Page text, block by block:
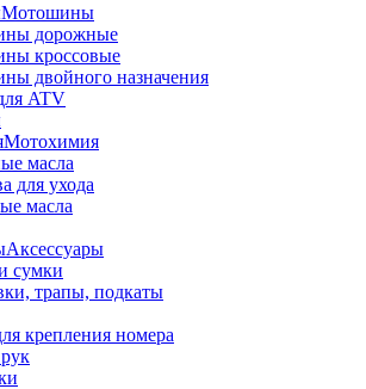
Мотошины
дорожные
кроссовые
двойного назначения
ATV
Мотохимия
масла
для ухода
масла
Аксессуары
сумки
трапы, подкаты
крепления номера